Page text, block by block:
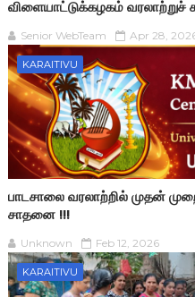
விளையாட்டுக்கழகம்
Senior WebTeam Apr 28,
KARAITIVU
பாடசாலை வரலாற்றில் முதன்
சாதனை !!!
Unknown Feb 12, 2026
KARAITIVU